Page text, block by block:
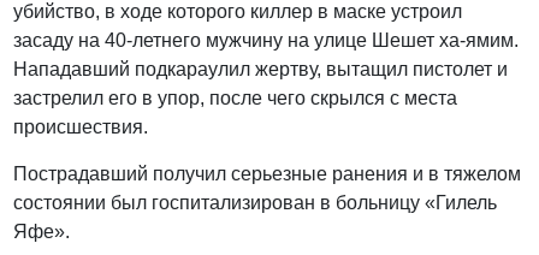
убийство, в ходе которого киллер в маске устроил
засаду на 40-летнего мужчину на улице Шешет ха-ямим.
Нападавший подкараулил жертву, вытащил пистолет и
застрелил его в упор, после чего скрылся с места
происшествия.
Пострадавший получил серьезные ранения и в тяжелом
состоянии был госпитализирован в больницу «Гилель
Яфе».